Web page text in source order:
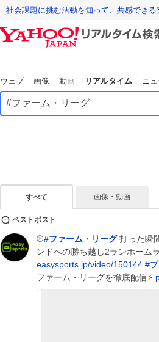
社会課題に挑む活動を知って、共感でき
ウェブ 画像 動画 リアルタイム ニ
すべて 画像・動画
ベストポスト
⚾️#ファーム・リーグ打った瞬
ンドへの勝ち越し2ランホーム
easysports.jp/video/150144 #
ファーム・リーグを徹底配信⚡️